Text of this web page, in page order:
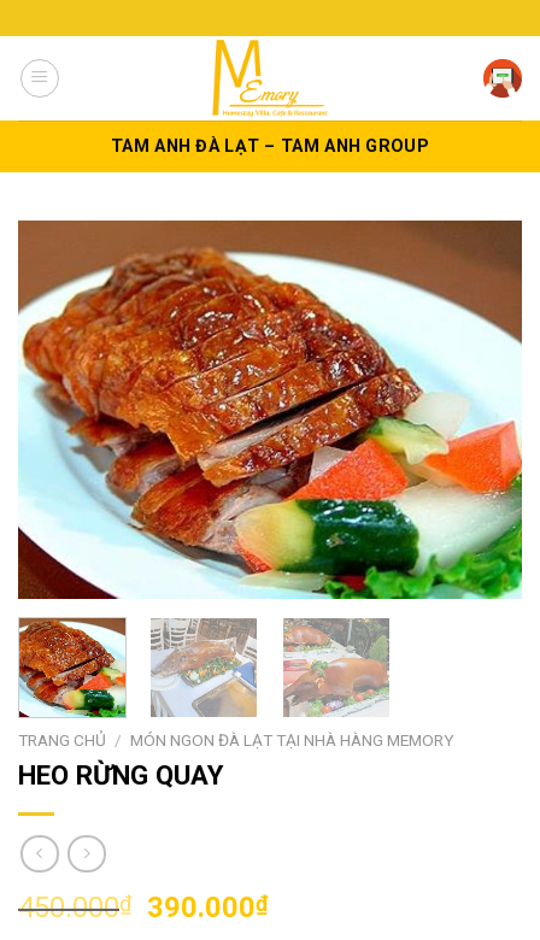
to
content
TAM ANH ĐÀ LẠT – TAM ANH GROUP
TRANG CHỦ / MÓN NGON ĐÀ LẠT TẠI NHÀ HÀNG MEMORY
HEO RỪNG QUAY
450.000₫
Giá
390.000₫Giá